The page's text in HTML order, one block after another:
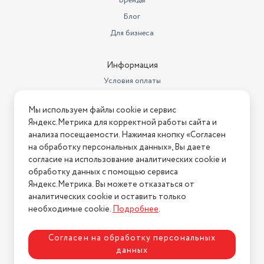
Электрическая
Centek
Длина товара в упаковке, в
метрах
0.435
Ширина товара в упаковке, в
метрах
0.24
Высота товара в упаковке, в
метрах
0.058
Объем товара в упаковке, в
литрах
6.055
Вес товара, г
2300
Тип управления
Механическое
Блог
Для бизнеса
Информация
Условия оплаты
Условия возврата
Нашли ошибку на сайте? Напишите нам
2026 © Интернет-магазин "АстМаркет". У нас есть всё!
Политика конфиденциальности
Мы используем файлы cookie и сервис
Яндекс.Метрика для корректной работы сайта и
анализа посещаемости. Нажимая кнопку «Согласен
на обработку персональных данных», Вы даете
согласие на использование аналитических cookie и
обработку данных с помощью сервиса
Яндекс.Метрика. Вы можете отказаться от
аналитических cookie и оставить только
необходимые cookie.Подробнее.
Согласен на обработку персональных
данных